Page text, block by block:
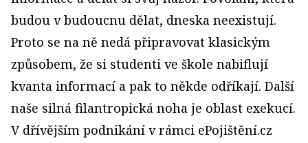
budou v budoucnu dělat, dneska neexistují.
Proto se na ně nedá připravovat klasickým
způsobem, že si studenti ve škole nabiflují
kvanta informací a pak to někde odříkají. Další
naše silná filantropická noha je oblast exekucí.
V dřívějším podnikání v rámci ePojištění.cz